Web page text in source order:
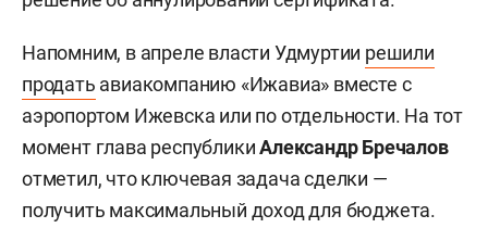
Напомним, в апреле власти Удмуртии решили
продать авиакомпанию «Ижавиа» вместе с
аэропортом Ижевска или по отдельности. На тот
момент глава республикиАлександр Бречалов
отметил, что ключевая задача сделки —
получить максимальный доход для бюджета.